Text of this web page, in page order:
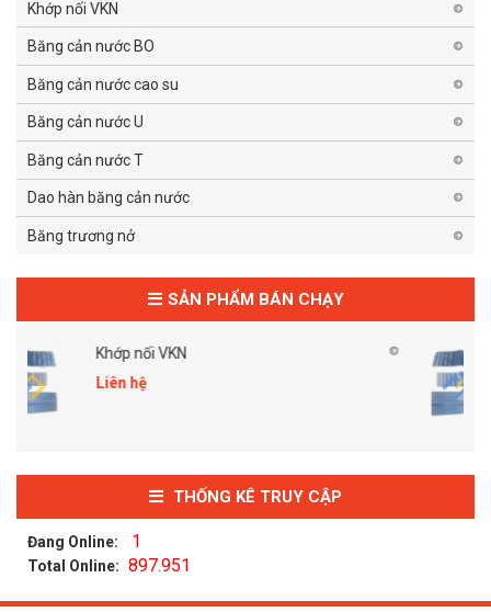
Khớp nối VKN
Băng cản nước BO
Băng cản nước cao su
Băng cản nước U
Băng cản nước T
Dao hàn băng cản nước
Băng trương nở
SẢN PHẨM BÁN CHẠY
nối VKN
hệ
Khớp nối
Liên hệ
THỐNG KÊ TRUY CẬP
Đang Online: 1
Total Online: 897.951